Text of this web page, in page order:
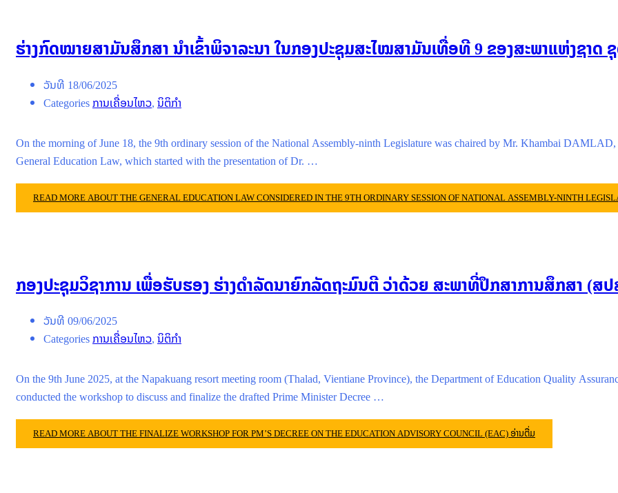
ຮ່າງກົດໝາຍສາມັນສຶກສາ ນໍາເຂົ້າພິຈາລະນາ ໃນກອງປະຊຸມສະໄໝສາມັນເທື່ອທີ 9 ຂອງສະພາແຫ່ງຊາດ
ວັນທີ 18/06/2025
Categoriesການເຄື່ອນໄຫວ,ນິຕິກໍາ
On the morning of June 18, the 9th ordinary session of the National Assembly-ninth Legislature was chaired by Mr. Khambai
General Education Law, which started with the presentation of Dr. …
READ MORE ABOUT THE GENERAL EDUCATION LAW CONSIDERED IN THE 9TH ORDINARY SESSION OF NATIONAL ASSEMBLY-NINTH
ກອງປະຊຸມວິຊາການ ເພື່ອຮັບຮອງ ຮ່າງດໍາລັດນາຍົກລັດຖະມົນຕີ ວ່າດ້ວຍ ສະພາທີ່ປຶກສາການສຶກສາ (ສ
ວັນທີ09/06/2025
Categoriesການເຄື່ອນໄຫວ,ນິຕິກໍາ
On the 9th June 2025, at the Napakuang resort meeting room (Thalad, Vientiane Province), the Department of Education Quality
conducted the workshop to discuss and finalize the drafted Prime Minister Decree …
READ MORE ABOUT THE FINALIZE WORKSHOP FOR PM’S DECREE ON THE EDUCATION ADVISORY COUNCIL (EAC)ອ່ານຕື່ມ